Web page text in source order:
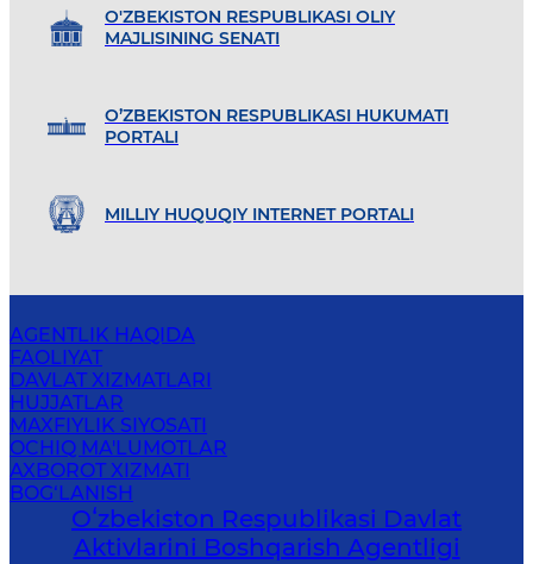
O'ZBEKISTON RESPUBLIKASI OLIY
MAJLISINING SENATI
O’ZBEKISTON RESPUBLIKASI HUKUMATI
PORTALI
MILLIY HUQUQIY INTERNET PORTALI
AGENTLIK HAQIDA
FAOLIYAT
DAVLAT XIZMATLARI
HUJJATLAR
MAXFIYLIK SIYOSATI
OCHIQ MA'LUMOTLAR
AXBOROT XIZMATI
BOG‘LANISH
Oʻzbekiston Respublikasi Davlat
Aktivlarini Boshqarish Agentligi